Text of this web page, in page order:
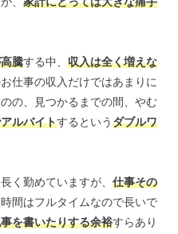
騰する中、 収入は全く増えな
仕事の収入だけではあまりに
の、見つかるまでの間、やむ
ルバイトするというダブルワ
く勤めていますが、 仕事その
間はフルタイムなので長いで
を書いたりする余裕すらあり